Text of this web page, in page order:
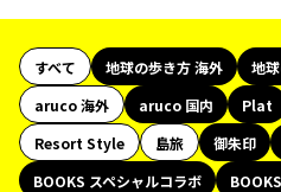
すべて 地球の歩き方 海外
地
aruco 海外
aruco 国内 Plat
Resort Style
島旅 御朱印
BOOKS スペシャルコラボ